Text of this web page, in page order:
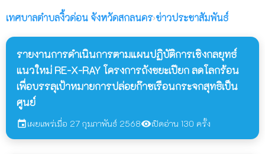
เทศบาลตำบลงิ้วด่อน จังหวัดสกลนคร›ข่าวประชาสัมพันธ์
รายงานการดำเนินการตามแผนปฏิบัติการเชิงกลยุทธ์
แนวใหม่ RE-X-RAY โครงการถังขยะเปียก ลดโลกร้อน
เพื่อบรรลุเป้าหมายการปล่อยก๊าซเรือนกระจกสุทธิเป็น
ศูนย์
eventเผยแพร่เมื่อ 27 กุมภาพันธ์ 2568visibilityเปิดอ่าน 130 ครั้ง